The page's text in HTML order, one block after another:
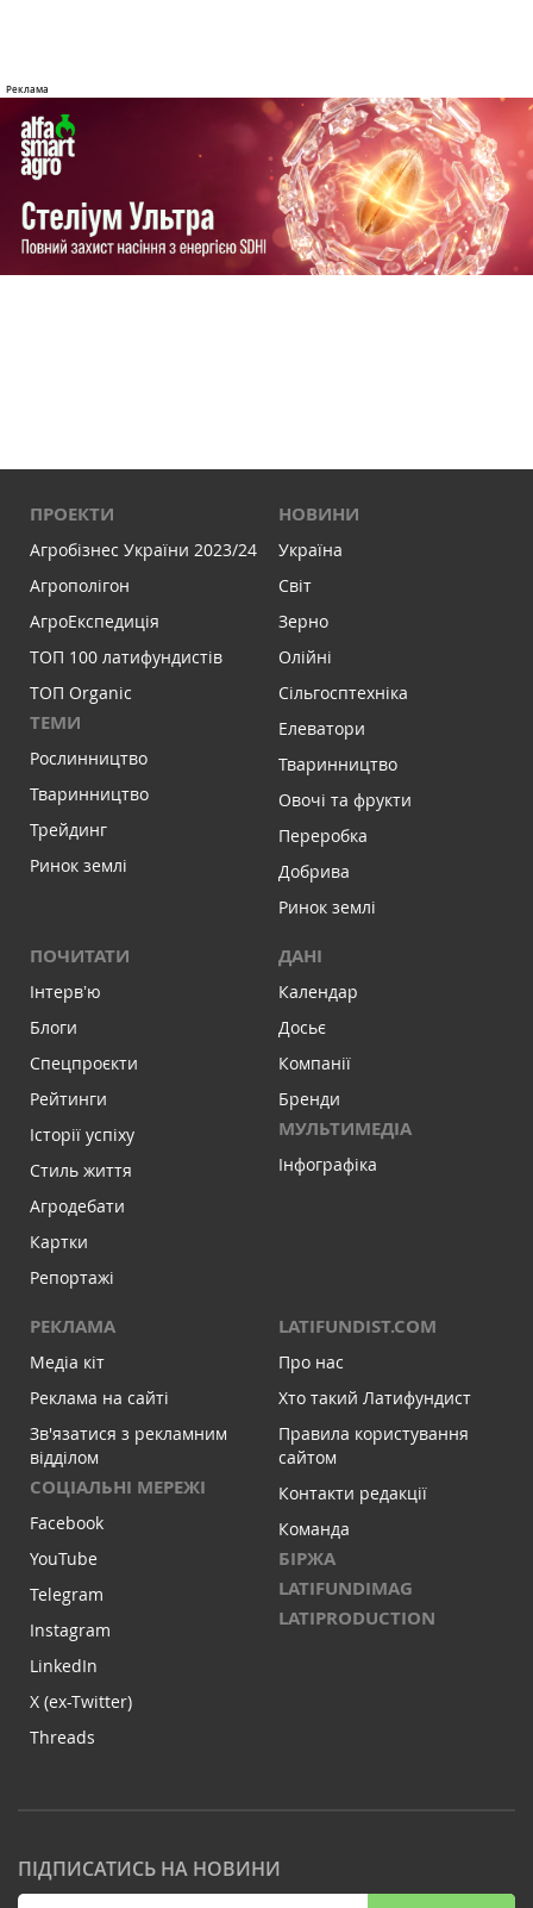
ПРОЕКТИ
Агробізнес України 2023/24
Агрополігон
АгроЕкспедиція
ТОП 100 латифундистів
ТОП Organic
ТЕМИ
Рослинництво
Тваринництво
Трейдинг
Ринок землі
НОВИНИ
Україна
Світ
Зерно
Олійні
Сільгосптехніка
Елеватори
Тваринництво
Овочі та фрукти
Переробка
Добрива
Ринок землі
ПОЧИТАТИ
Інтервʼю
Блоги
Спецпроєкти
Рейтинги
Історії успіху
Стиль життя
Агродебати
Картки
Репортажі
ДАНІ
Календар
Досьє
Компанії
Бренди
МУЛЬТИМЕДІА
Інфографіка
РЕКЛАМА
Медіа кіт
Реклама на сайті
Зв'язатися з рекламним
відділом
СОЦІАЛЬНІ МЕРЕЖІ
Facebook
YouTube
Telegram
Instagram
LinkedIn
X (ex-Twitter)
Threads
LATIFUNDIST.COM
Про нас
Хто такий Латифундист
Правила користування
сайтом
Контакти редакції
Команда
БІРЖА
LATIFUNDIMAG
LATIPRODUCTION
ПІДПИСАТИСЬ НА НОВИНИ